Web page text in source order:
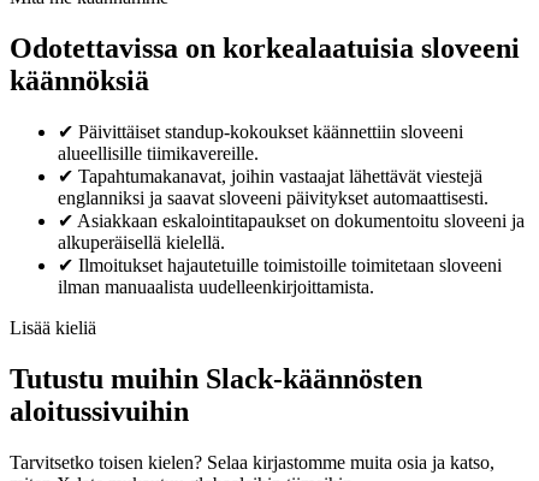
Odotettavissa on korkealaatuisia sloveeni
käännöksiä
✔ Päivittäiset standup-kokoukset käännettiin sloveeni
alueellisille tiimikavereille.
✔ Tapahtumakanavat, joihin vastaajat lähettävät viestejä
englanniksi ja saavat sloveeni päivitykset automaattisesti.
✔ Asiakkaan eskalointitapaukset on dokumentoitu sloveeni ja
alkuperäisellä kielellä.
✔ Ilmoitukset hajautetuille toimistoille toimitetaan sloveeni
ilman manuaalista uudelleenkirjoittamista.
Lisää kieliä
Tutustu muihin Slack-käännösten
aloitussivuihin
Tarvitsetko toisen kielen? Selaa kirjastomme muita osia ja katso,